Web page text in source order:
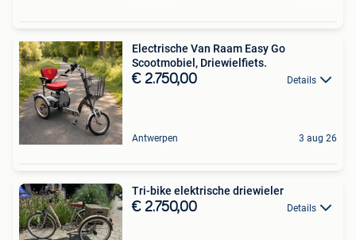
Electrische Van Raam Easy Go
Scootmobiel, Driewielfiets.
€ 2.750,00 Details
Antwerpen 3 aug 26
Tri-bike elektrische driewieler
€ 2.750,00 Details